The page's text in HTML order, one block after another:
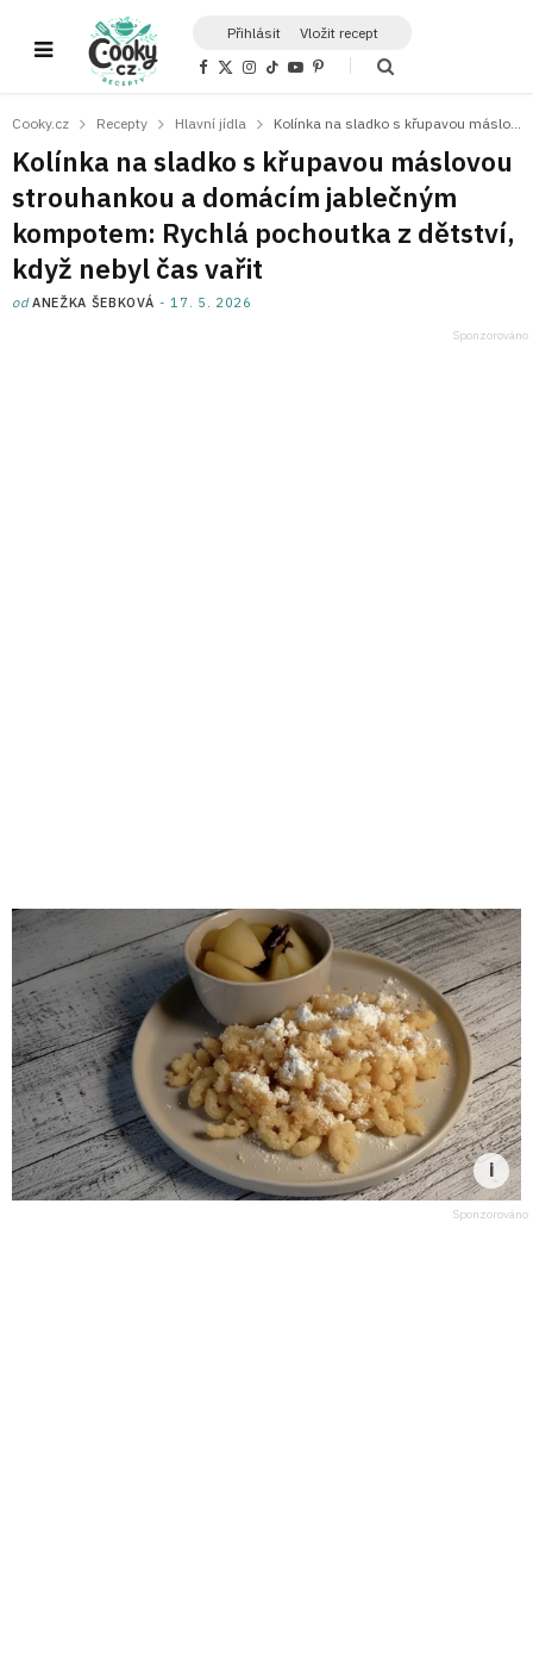
Přihlásit Vložit recept
F
b
o
k
X
i
t
e
r
)
I
a
m
T
o
Y
u
e
P
e
e
s
t
Cooky.cz Recepty Hlavní jídla
Kolínka na sladko s křupavou máslovou
strouhankou a domácím jablečným
kompotem: Rychlá pochoutka z dětství,
když nebyl čas vařit
odANEŽKA ŠEBKOVÁ 17. 5. 2026